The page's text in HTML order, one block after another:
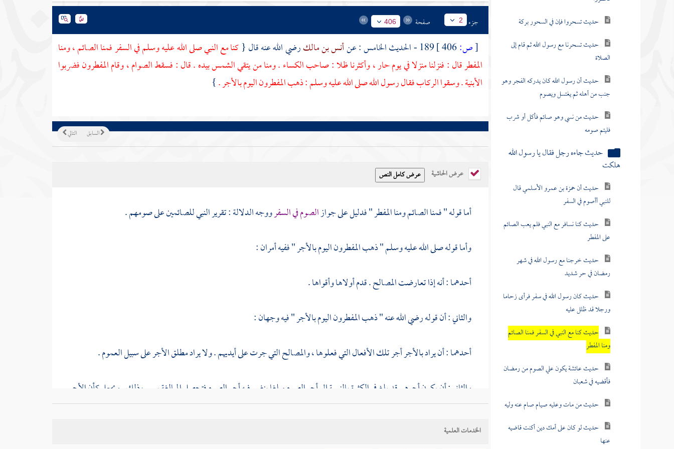
حديث تسحروا فإن في السحور بركة
حديث تسحرنا مع رسول الله ثم قام إلى
الصلاة
حديث أن رسول الله كان يدركه الفجر وهو
جنب من أهله ثم يغتسل ويصوم
حديث من نسي وهو صائم فأكل أو شرب
فليتم صومه
حديث جاءه رجل فقال يا رسول الله
هلكت
حديث أن حمزة بن عمرو الأسلمي قال
للنبي أأصوم في السفر
حديث كنا نسافر مع النبي فلم يعب الصائم
على المفطر
حديث خرجنا مع رسول الله في شهر
رمضان في حر شديد
حديث كان رسول الله في سفر فرأى زحاما
ورجلا قد ظلل عليه
حديث كنا مع النبي في السفر فمنا الصائم
ومنا المفطر
حديث عائشة يكون علي الصوم من رمضان
فأقضيه في شعبان
حديث من مات وعليه صيام صام عنه وليه
حديث لو كان على أمك دين أكنت قاضيه
عنها
جزء 2 صفحة 406
[ص: 189 - الحديث الخامس : عن أنس بن مالكرضي الله عنه قال {كنا مع النبي صلى الله عليه وسلم في السفر فمنا الصائم ، ومنا
المفطر قال : فنزلنا منزلا في يوم حار ، وأكثرنا ظلا : صاحب الكساء . ومنا من يتقي الشمس بيده . قال : فسقط الصوام ، وقام المفطرون فضربوا
الأبنية . وسقوا الركاب فقال رسول الله صلى الله عليه وسلم : ذهب المفطرون اليوم بالأجر .}
التالي السابق
عرض الحاشية
أما قوله " فمنا الصائم ومنا المفطر " فدليل على جوازالصوم في السفرووجه الدلالة : تقرير النبي للصائمين على صومهم .
وأما قوله صلى الله عليه وسلم " ذهب المفطرون اليوم بالأجر " ففيه أمران :
أحدهما : أنه إذا تعارضت المصالح . قدم أولاها وأقواها .
والثاني : أن قوله رضي الله عنه " ذهب المفطرون اليوم بالأجر " فيه وجهان :
أحدهما : أن يراد بالأجر أجر تلك الأفعال التي فعلوها ، والمصالح التي جرت على أيديهم . ولا يراد مطلق الأجر على سبيل العموم .
والثاني : أن يكون أجرهم قد بلغ في الكثرة بالنسبة إلى أجر الصوم مبلغا ينغمر فيه أجر الصوم فتحصل المبالغة بسبب ذلك . ويجعل كأن الأجر
كله للمفطر . وهذا قريب مما يقوله بعض الناس في إحباط الأعمال الصالحة ببعض الكبائر ، وأن ثواب ذلك العمل صار مغمورا جدا بالنسبة
إلى ما يحصل من عقاب الكبيرة ، فكأنه كالمعدوم المحبط ، وإن كان الصوم ههنا ليس من المحبطات ، ولكن المقصود : التشبيه في أن ما قل
الخدمات العلمية